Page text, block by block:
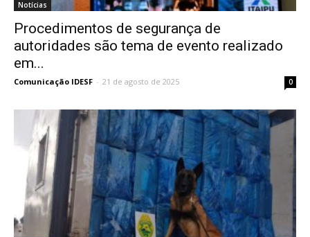
Notícias
Procedimentos de segurança de
autoridades são tema de evento realizado
em...
Comunicação IDESF - 21 de agosto de 2025 0